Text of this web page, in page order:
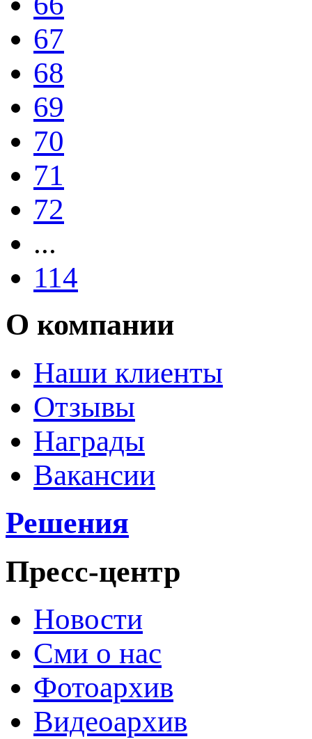
67
68
69
70
71
72
...
114
О компании
Наши клиенты
Отзывы
Награды
Вакансии
Решения
Пресс-центр
Новости
Сми о нас
Фотоархив
Видеоархив